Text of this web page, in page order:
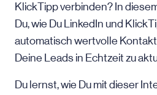
KlickTipp verbinden? In
Du, wie Du LinkedIn und
automatisch wertvolle
Deine Leads in Echtzeit zu
Du lernst, wie Du mit dieser